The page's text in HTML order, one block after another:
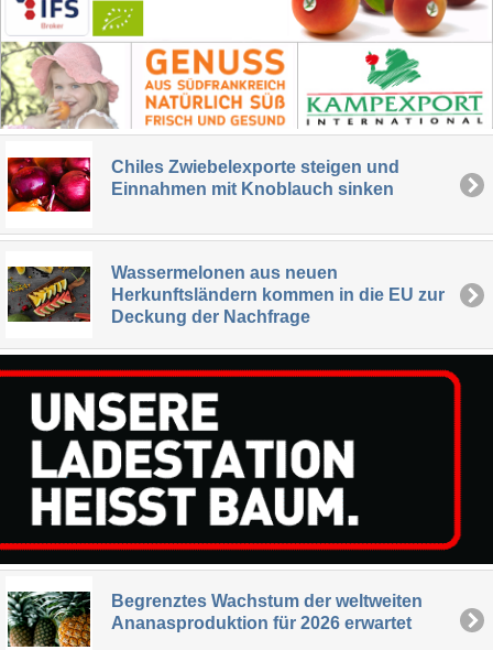
Chiles Zwiebelexporte steigen und
Einnahmen mit Knoblauch sinken
Wassermelonen aus neuen
Herkunftsländern kommen in die EU zur
Deckung der Nachfrage
Begrenztes Wachstum der weltweiten
Ananasproduktion für 2026 erwartet